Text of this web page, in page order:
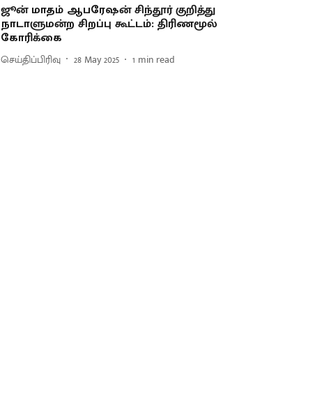
ஜூன் மாதம் ஆபரேஷன் சிந்தூர் குறித்து
நாடாளுமன்ற சிறப்பு கூட்டம்: திரிணமூல்
கோரிக்கை
செய்திப்பிரிவு 28 May 2025 1 min read